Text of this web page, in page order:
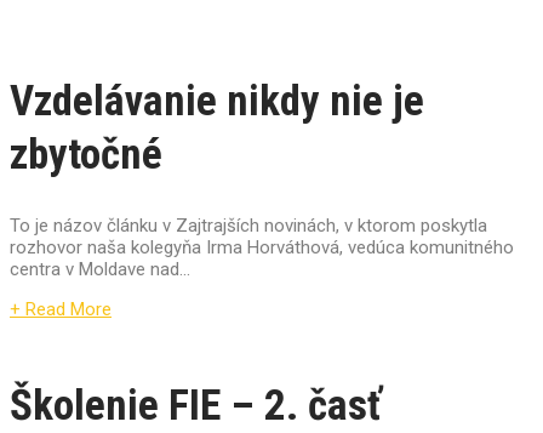
Vzdelávanie nikdy nie je
zbytočné
To je názov článku v Zajtrajších novinách, v ktorom poskytla
rozhovor naša kolegyňa Irma Horváthová, vedúca komunitného
centra v Moldave nad...
+ Read More
Školenie FIE – 2. časť